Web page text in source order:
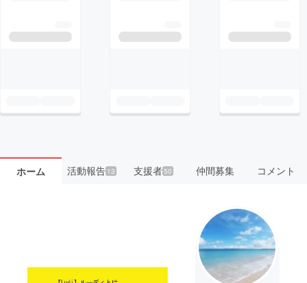
ホーム 活動報告13 支援者50 仲間募集 コメント